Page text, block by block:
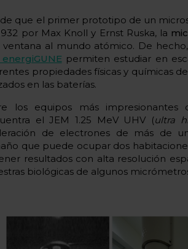
que el primer prototipo de un
por Max Knoll y Ernst Ruska, la
ventana al mundo atómico. De hecho,
energiGUNE permiten estudiar en
propiedades físicas y químicas
en las baterías.
los equipos más impresionantes
el JEM 1.25 MeV UHV (ultra
de electrones de más de
que puede ocupar dos
resultados con alta resolución
biológicas de algunos